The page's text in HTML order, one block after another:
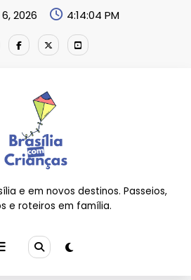
2026 4:14:04 PM
e em novos destinos. Passeios,
e roteiros em família.